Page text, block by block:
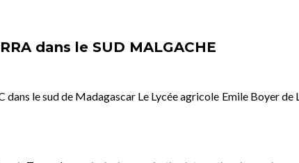
dans le SUD MALGACHE
le sud de Madagascar Le Lycée agricole Emile Boyer de